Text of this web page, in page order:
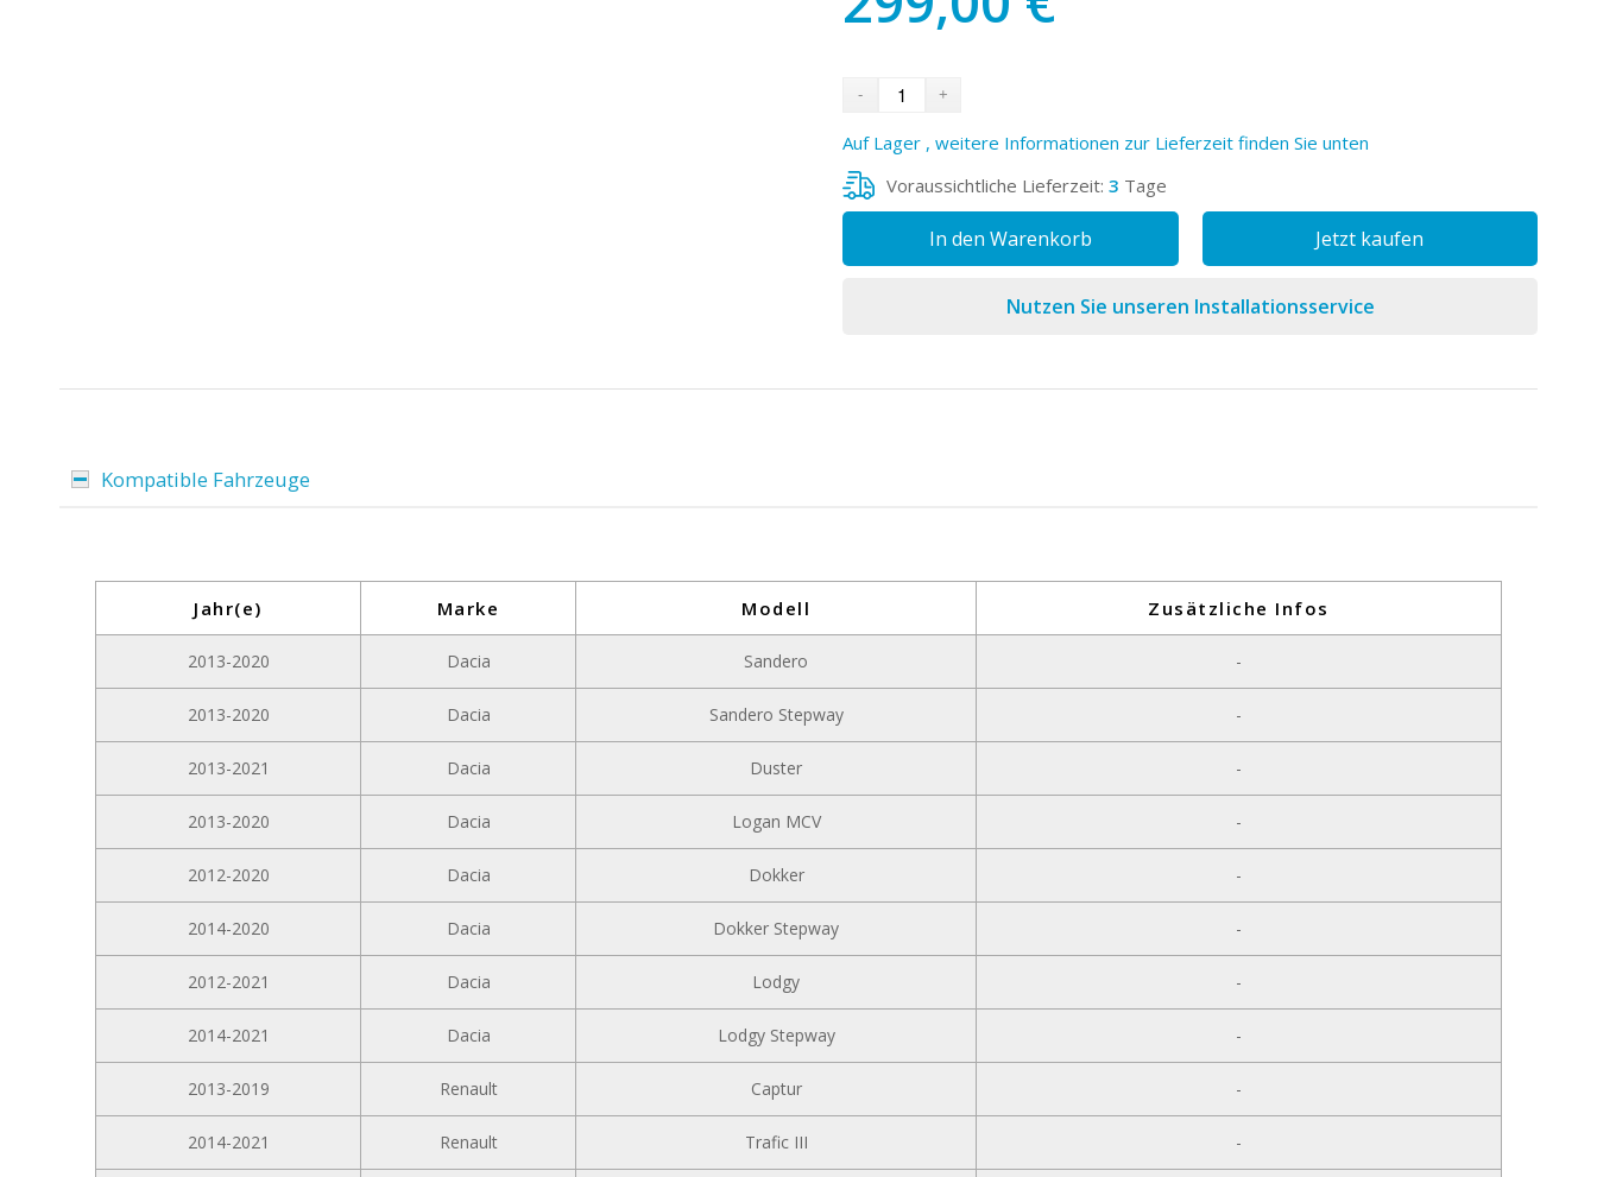
Auf Lager , weitere Informationen zur Lieferzeit finden Sie unten
Voraussichtliche Lieferzeit:3 Tage
In den Warenkorb Jetzt kaufen
Nutzen Sie unseren Installationsservice
Kompatible Fahrzeuge
Jahr(e) Marke Modell Zusätzliche Infos
2013-2020 Dacia Sandero -
2013-2020 Dacia Sandero Stepway -
2013-2021 Dacia Duster -
2013-2020 Dacia Logan MCV -
2012-2020 Dacia Dokker -
2014-2020 Dacia Dokker Stepway -
2012-2021 Dacia Lodgy -
2014-2021 Dacia Lodgy Stepway -
2013-2019 Renault Captur -
2014-2021 Renault Trafic III -